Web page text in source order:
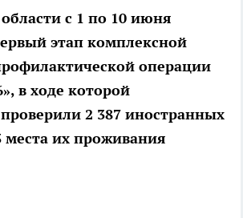
с 1 по 10 июня
этап комплексной
операции
в ходе которой
2 387 иностранных
места их проживания